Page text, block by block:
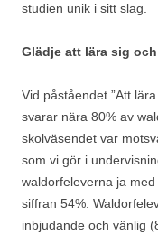
studien unik i sitt slag.
Glädje att lära sig
Vid påståendet ”Att
svarar nära 80% av
skolväsendet var
som vi gör i
waldorfeleverna ja
siffran 54%.
inbjudande och vänlig